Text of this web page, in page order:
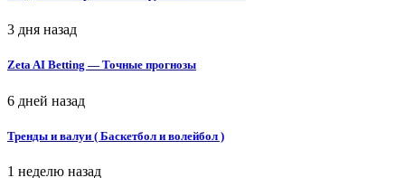
3 дня назад
Zeta AI Betting — Точные прогнозы
6 дней назад
Тренды и валуи ( Баскетбол и волейбол )
1 неделю назад